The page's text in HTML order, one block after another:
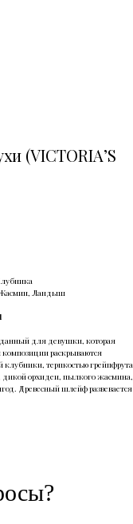
(VICTORIA’S
Жасмин, Ландыш
для девушки, которая
раскрываются
терпкостью грейпфрута
дикой орхидеи, пылкого жасмина,
Древесный шлейф развевается